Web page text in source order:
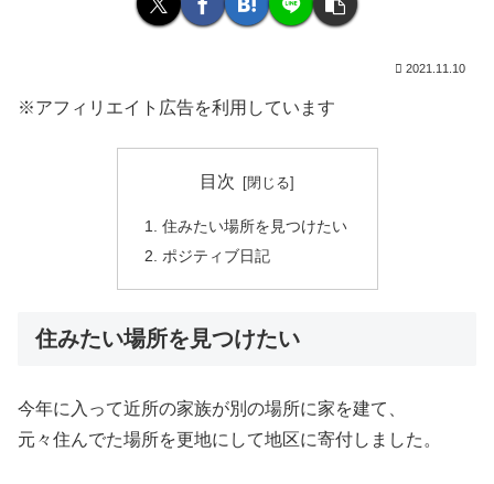
2021.11.10
※アフィリエイト広告を利用しています
目次
住みたい場所を見つけたい
ポジティブ日記
住みたい場所を見つけたい
今年に入って近所の家族が別の場所に家を建て、
元々住んでた場所を更地にして地区に寄付しました。